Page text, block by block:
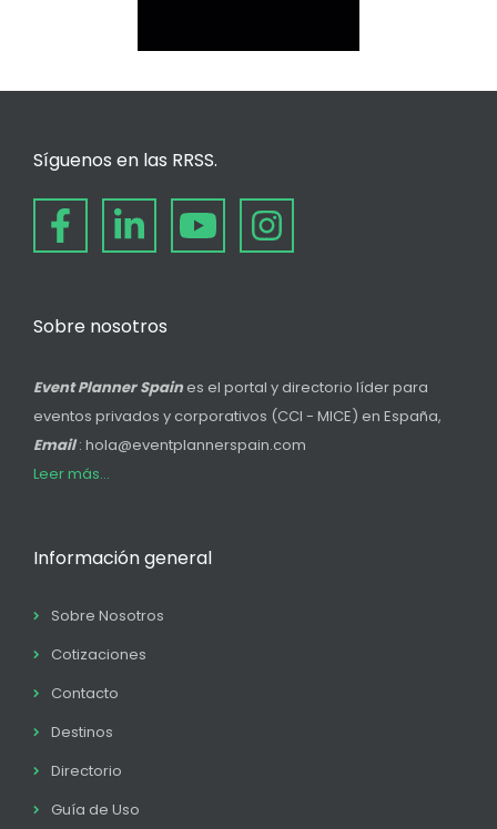
Síguenos en las RRSS.
Sobre nosotros
Event Planner Spain es el portal y directorio líder para
eventos privados y corporativos (CCI - MICE) en España,
Email: hola@eventplannerspain.com
Leer más...
Información general
Sobre Nosotros
Cotizaciones
Contacto
Destinos
Directorio
Guía de Uso